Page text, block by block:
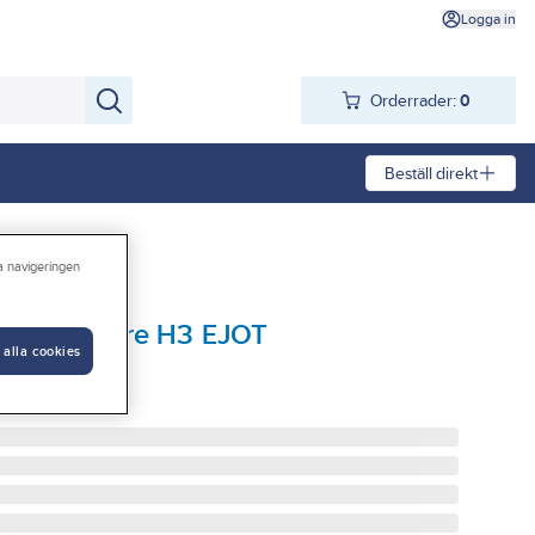
Logga in
Orderrader: 0
Beställ direkt
Slagankare H3 EJOT
FP
navigeringen
alla cookies